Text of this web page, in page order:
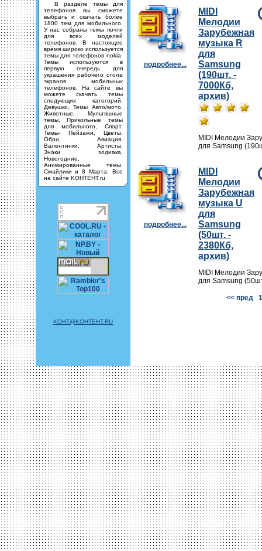
В разделе темы для
телефонов вы сможете
выбрать и скачать более
1800 тем для мобильного.
У нас собраны темы почти
для всех моделей
телефонов. В настоящее
время широко используется
темы для телефонов nokia.
Темы используются в
первую очередь для
украшения рабочего стола
экранов мобильных
телефонов. На сайте вы
можете скачать темы
следующих категорий:
Девушки, Темы Авто/мото,
Животные, Мультяшные
темы, Прикольные темы
для мобильного, Спорт,
Темы- Пейзажи, Цветы,
Обои, Авиация,
Валентинки, Артисты,
Знаки зодиака,
Новогодние,
Анимированные темы,
Смайлики и 8 Марта. Все
на сайте KOHTEHT.ru
KOHT@KOHTEHT.RU
подробнее...
MIDI
Мелодии
Зарубежная
музыка R
для
Samsung
(190шт. -
7000Кб,
архив)
MIDI Мелодии
для Samsung
подробнее...
MIDI
Мелодии
Зарубежная
музыка U
для
Samsung
(50шт. -
2380Кб,
архив)
MIDI Мелодии
для Samsung
<< пред 1